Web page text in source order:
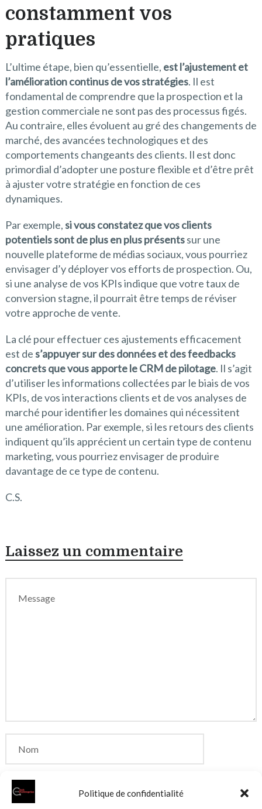
Politique de confidentialité
constamment vos
pratiques
L’ultime étape, bien qu’essentielle, est l’ajustement et
l’amélioration continus de vos stratégies. Il est
fondamental de comprendre que la prospection et la
gestion commerciale ne sont pas des processus figés.
Au contraire, elles évoluent au gré des changements de
marché, des avancées technologiques et des
comportements changeants des clients. Il est donc
primordial d’adopter une posture flexible et d’être prêt
à ajuster votre stratégie en fonction de ces
dynamiques.
Par exemple,si vous constatez que vos clients
potentiels sont de plus en plus présentssur une
nouvelle plateforme de médias sociaux, vous pourriez
envisager d’y déployer vos efforts de prospection. Ou,
si une analyse de vos KPIs indique que votre taux de
conversion stagne, il pourrait être temps de réviser
votre approche de vente.
La clé pour effectuer ces ajustements efficacement
est des’appuyer sur des données et des feedbacks
concrets que vous apporte le CRM de pilotage. Il s’agit
d’utiliser les informations collectées par le biais de vos
KPIs, de vos interactions clients et de vos analyses de
marché pour identifier les domaines qui nécessitent
une amélioration. Par exemple, si les retours des clients
indiquent qu’ils apprécient un certain type de contenu
marketing, vous pourriez envisager de produire
davantage de ce type de contenu.
C.S.
Laissez un commentaire